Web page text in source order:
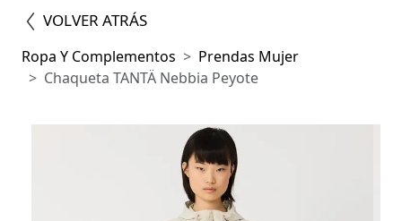
VOLVER ATRÁS
Ropa Y Complementos
Prendas Mujer
Chaqueta TANTÄ Nebbia Peyote